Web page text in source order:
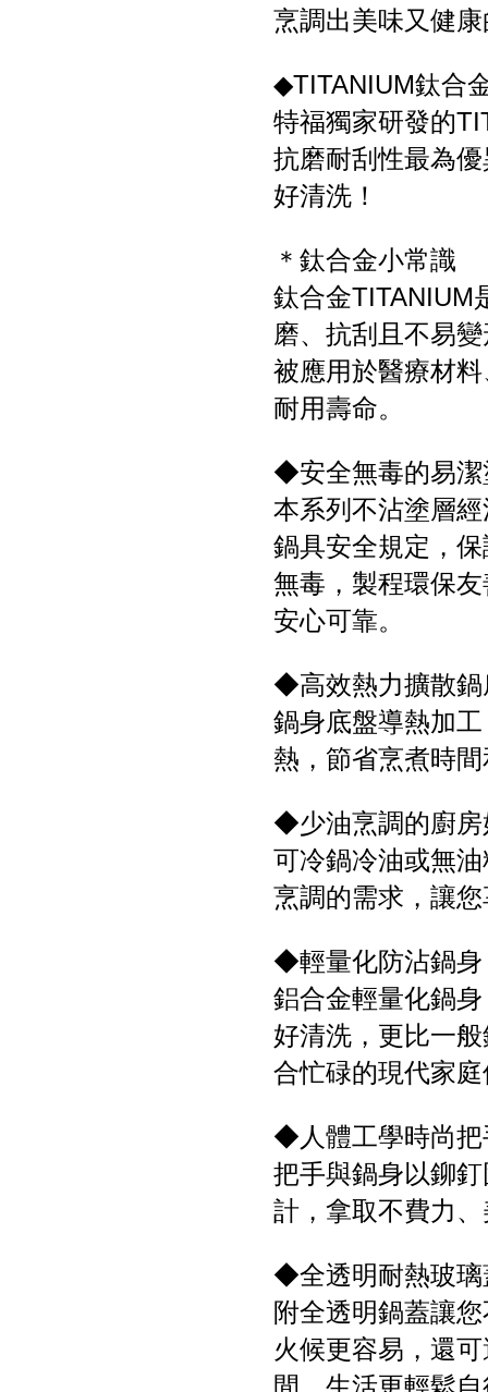
烹調出美味又健
◆TITANIUM鈦合
特福獨家研發的
抗磨耐刮性最為
好清洗！
＊鈦合金小常識
鈦合金TITANIUM
磨、抗刮且不易
被應用於醫療材
耐用壽命。
◆安全無毒的易潔
本系列不沾塗層
鍋具安全規定，
無毒，製程環保
安心可靠。
◆高效熱力擴散鍋
鍋身底盤導熱加
熱，節省烹煮時
◆少油烹調的廚房
可冷鍋冷油或無
烹調的需求，讓
◆輕量化防沾鍋身
鋁合金輕量化鍋
好清洗，更比一
合忙碌的現代家
◆人體工學時尚把
把手與鍋身以鉚
計，拿取不費力
◆全透明耐熱玻璃
附全透明鍋蓋讓
火候更容易，還
間，生活更輕鬆